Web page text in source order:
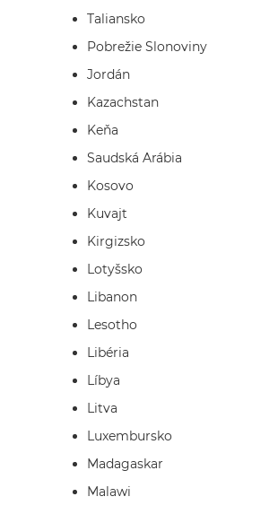
Taliansko
Pobrežie Slonoviny
Jordán
Kazachstan
Keňa
Saudská Arábia
Kosovo
Kuvajt
Kirgizsko
Lotyšsko
Libanon
Lesotho
Libéria
Líbya
Litva
Luxembursko
Madagaskar
Malawi